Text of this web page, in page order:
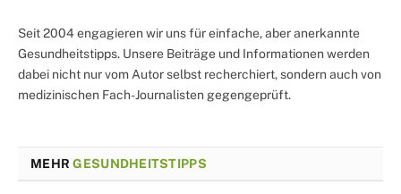
Seit 2004 engagieren wir uns für einfache, aber anerkannte
Gesundheitstipps. Unsere Beiträge und Informationen werden
dabei nicht nur vom Autor selbst recherchiert, sondern auch von
medizinischen Fach-Journalisten gegengeprüft.
MEHRGESUNDHEITSTIPPS